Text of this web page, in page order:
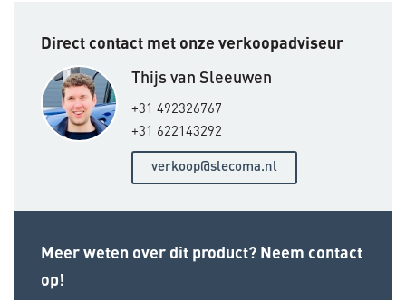
Meer weten over dit product? Neem contact
op!
Direct contact met onze verkoopadviseur
Thijs van Sleeuwen
+31 492326767
+31 622143292
verkoop@slecoma.nl